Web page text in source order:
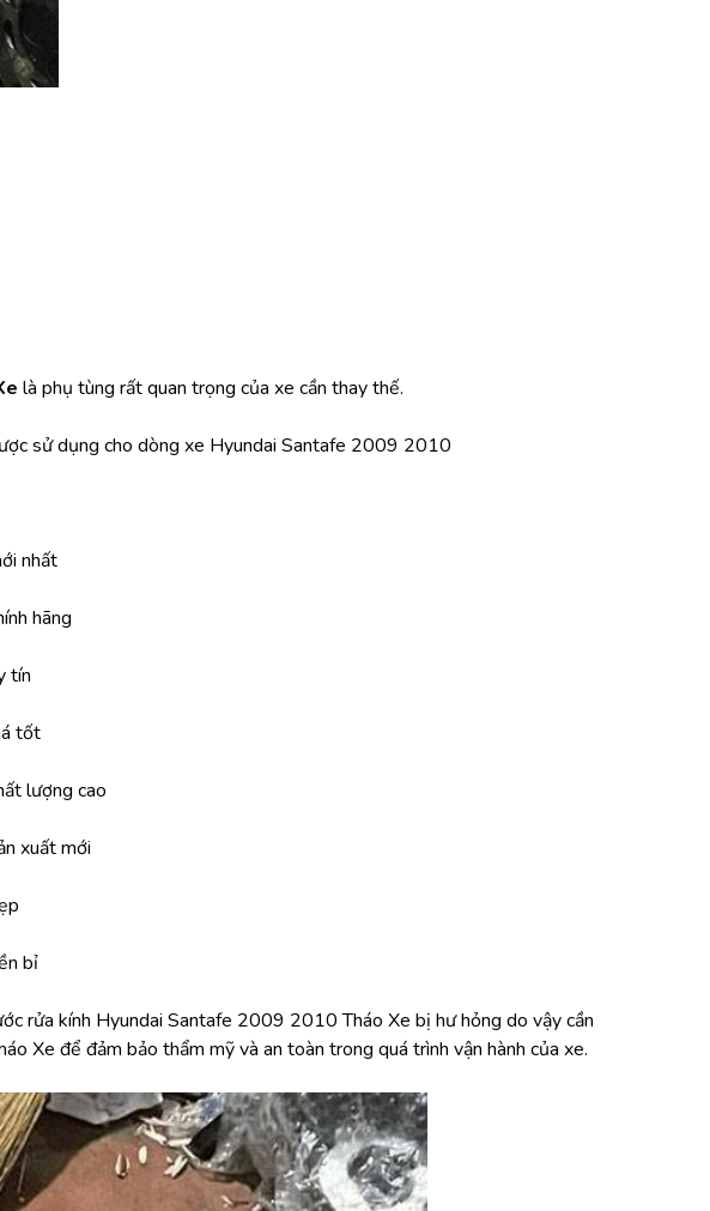
là phụ tùng rất quan trọng của xe cần thay thế.
sử dụng cho dòng xe Hyundai Santafe 2009 2010
nhất
hãng
tín
tốt
lượng cao
xuất mới
bỉ
rửa kính Hyundai Santafe 2009 2010 Tháo Xe bị hư hỏng do vậy cần
Xe để đảm bảo thẩm mỹ và an toàn trong quá trình vận hành của xe.